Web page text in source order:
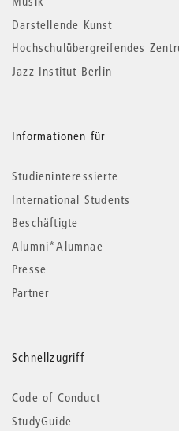
Darstellende Kunst
Hochschulübergreifendes
Jazz Institut Berlin
Informationen für
Studieninteressierte
International Students
Beschäftigte
Alumni*Alumnae
Presse
Partner
Schnellzugriff
Code of Conduct
StudyGuide